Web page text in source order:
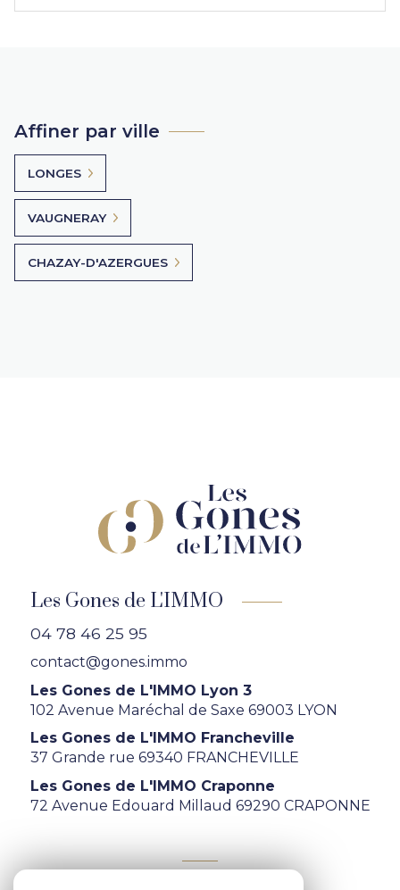
Affiner par ville
LONGES
VAUGNERAY
CHAZAY-D'AZERGUES
Les Gones de L'IMMO
04 78 46 25 95
contact@gones.immo
Les Gones de L'IMMO Lyon 3
102 Avenue Maréchal de Saxe 69003 LYON
Les Gones de L'IMMO Francheville
37 Grande rue 69340 FRANCHEVILLE
Les Gones de L'IMMO Craponne
72 Avenue Edouard Millaud 69290 CRAPONNE